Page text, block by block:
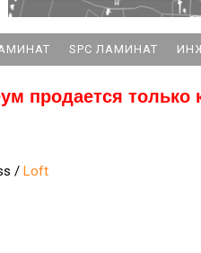
SPC ЛАМИНАТ
продается только
/ Loft